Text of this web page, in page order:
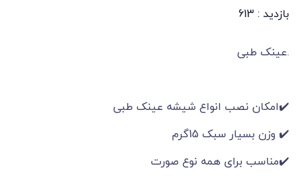
بازدید : 613
.عینک طبی
✔️امکان نصب انواع شیشه عینک طبی
✔️ وزن بسیار سبک 15گرم
✔️مناسب برای همه نوع صورت